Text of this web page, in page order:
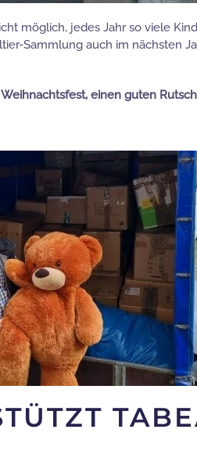
möglich, jedes Jahr so viele
Sammlung auch im nächsten
einen guten